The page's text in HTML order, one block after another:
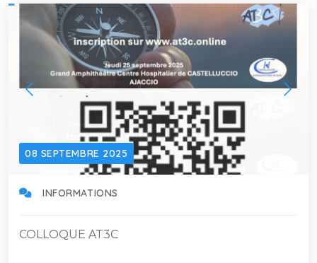
08 SEPTEMBRE 2025
INFORMATIONS
COLLOQUE AT3C